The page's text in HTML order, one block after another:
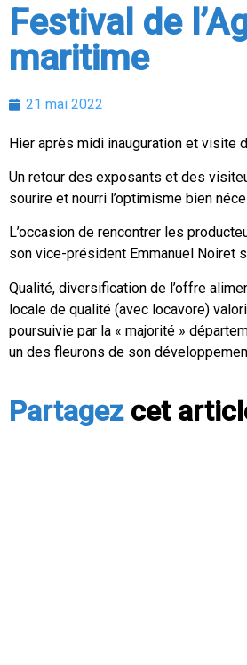
Festival de
maritime
21 mai 2022
Hier après midi inauguration et visite
Un retour des exposants et des
sourire et nourri l’optimisme bien
L’occasion de rencontrer les
son vice-président Emmanuel Noiret
Qualité, diversification de l’offre
locale de qualité (avec locavore)
poursuivie par la « majorité »
un des fleurons de son
Partagezcet